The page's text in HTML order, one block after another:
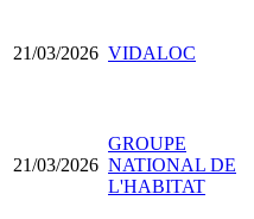
21/03/2026 VIDALOC
21/03/2026
GROUPE
NATIONAL DE
L'HABITAT